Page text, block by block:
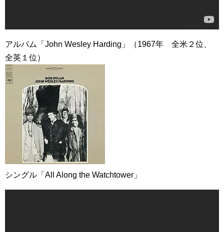
アルバム「John Wesley Harding」（1967年 全米２位、
全英１位）
シングル「All Along the Watchtower」